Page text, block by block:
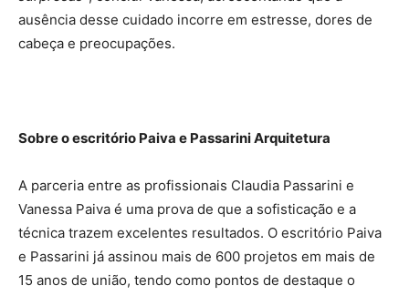
ausência desse cuidado incorre em estresse, dores de
cabeça e preocupações.
Sobre o escritório Paiva e Passarini Arquitetura
A parceria entre as profissionais Claudia Passarini e
Vanessa Paiva é uma prova de que a sofisticação e a
técnica trazem excelentes resultados. O escritório Paiva
e Passarini já assinou mais de 600 projetos em mais de
15 anos de união, tendo como pontos de destaque o